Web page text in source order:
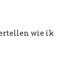
wie ik